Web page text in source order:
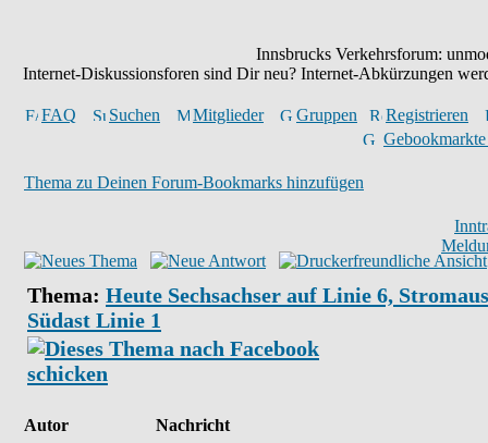
Innsbrucks Verkehrsforum:
Internet-Diskussionsforen sind Dir neu? Internet-Abkürzungen
FAQ Suchen Mitglieder Gruppen
Registrieren
Thema zu Deinen Forum-Bookmarks hinzufügen
Thema: Heute Sechsachser auf Linie 6,
Südast Linie 1
Autor
Nachricht